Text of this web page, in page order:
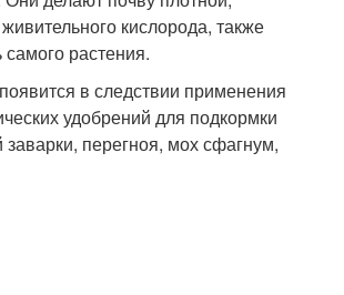
кислорода, также
растения.
в следствии применения
удобрений для подкормки
заварки, перегноя, мох сфагнум,